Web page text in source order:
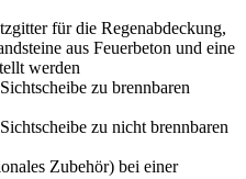
für die Regenabdeckung,
aus Feuerbeton und eine
werden
zu brennbaren
zu nicht brennbaren
Zubehör) bei einer